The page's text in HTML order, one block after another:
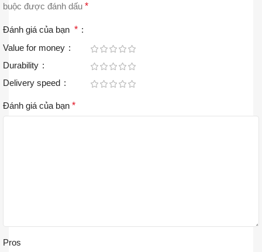
buộc được đánh dấu *
Đánh giá của bạn *
Value for money
Durability
Delivery speed
Đánh giá của bạn *
Pros